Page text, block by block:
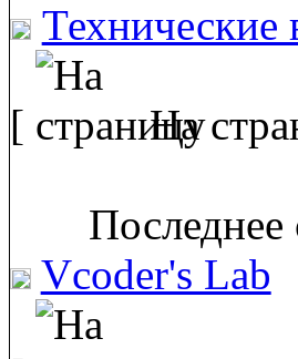
Технические
[ На
Vcoder's Lab